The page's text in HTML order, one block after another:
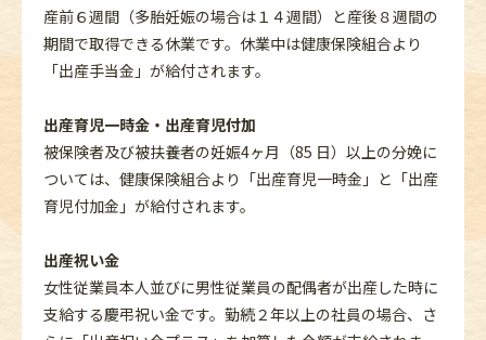
産前６週間（多胎妊娠の場合は１４週間）と産後８週間の
期間で取得できる休業です。休業中は健康保険組合より
「出産手当金」が給付されます。
出産育児一時金・出産育児付加
被保険者及び被扶養者の妊娠4ヶ月（85 日）以上の分娩に
ついては、健康保険組合より「出産育児一時金」と「出産
育児付加金」が給付されます。
出産祝い金
女性従業員本人並びに男性従業員の配偶者が出産した時に
支給する慶弔祝い金です。勤続２年以上の社員の場合、さ